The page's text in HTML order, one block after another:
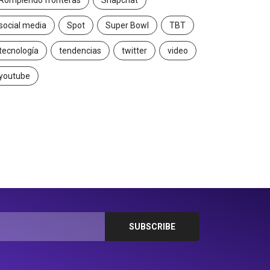
07/16 2026/06/23
media Spot Super Bowl TBT
tendencias twitter video